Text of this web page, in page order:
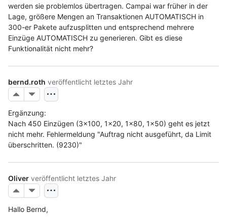
werden sie problemlos übertragen. Campai war früher in der
Lage, größere Mengen an Transaktionen AUTOMATISCH in
300-er Pakete aufzusplitten und entsprechend mehrere
Einzüge AUTOMATISCH zu generieren. Gibt es diese
Funktionalität nicht mehr?
bernd.roth veröffentlicht letztes Jahr
Ergänzung:
Nach 450 Einzügen (3x100, 1x20, 1x80, 1x50) geht es jetzt
nicht mehr. Fehlermeldung "Auftrag nicht ausgeführt, da Limit
überschritten. (9230)"
Oliver veröffentlicht letztes Jahr
Hallo Bernd,